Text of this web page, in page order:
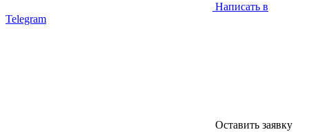
Написать в
Telegram
Оставить заявку